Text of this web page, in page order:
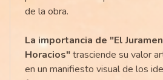
de la obra.
La importancia de "El
Horacios"trasciende su valor
en un manifiesto visual de los